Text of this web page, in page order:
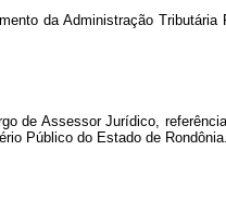
da Administração Tributária
de Assessor Jurídico,
Público do Estado de Rondônia.